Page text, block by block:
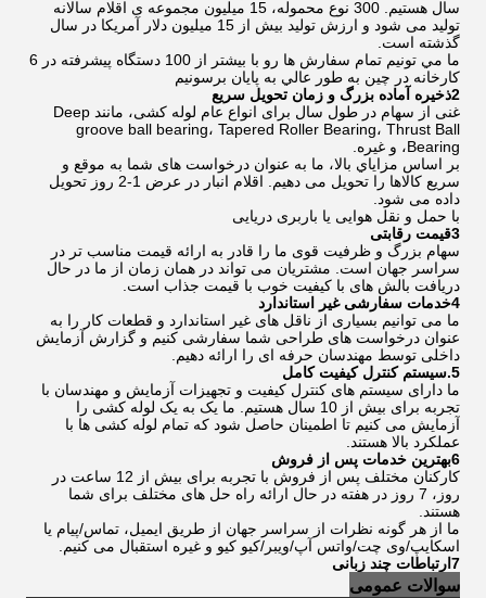
سال هستیم. 300 نوع محموله، 15 میلیون مجموعه ی اقلام سالانه
تولید می شود و ارزش تولید بیش از 15 میلیون دلار آمریکا در سال
گذشته است.
ما مي تونيم تمام سفارش ها رو با بيشتر از 100 دستگاه پيشرفته در 6
کارخانه در چين به طور عالي به پايان برسونيم
2ذخيره آماده بزرگ و زمان تحویل سريع
غنی از سهام در طول سال برای انواع عام لوله کشی، مانند Deep
groove ball bearing، Tapered Roller Bearing، Thrust Ball
Bearing، و غیره.
بر اساس مزاياي بالا، ما به عنوان درخواست های شما به موقع و
سریع کالاها را تحویل می دهیم. اقلام انبار در عرض 1-2 روز تحویل
داده می شود.
با حمل و نقل هوایی یا باربری دریایی
3قیمت رقابتی
سهام بزرگ و ظرفیت قوی ما را قادر به ارائه قیمت مناسب تر در
سراسر جهان است. مشتریان می تواند در همان زمان از ما در حال
دریافت بالش های با کیفیت خوب با قیمت جذاب است.
4خدمات سفارشی غیر استاندارد
ما می توانیم بسیاری از ناقل های غیر استاندارد و قطعات کار را به
عنوان درخواست های طراحی شما سفارشی کنیم و گزارش آزمایش
داخلی توسط مهندسان حرفه ای را ارائه دهیم.
5.سيستم کنترل کيفيت کامل
ما دارای سیستم های کنترل کیفیت و تجهیزات آزمایش و مهندسان با
تجربه برای بیش از 10 سال هستیم. ما یک به یک لوله کشی را
آزمایش می کنیم تا اطمینان حاصل شود که تمام لوله کشی ها با
عملکرد بالا هستند.
6بهترين خدمات پس از فروش
کارکنان مختلف پس از فروش با تجربه برای بیش از 12 ساعت در
روز، 7 روز در هفته در حال ارائه راه حل های مختلف برای شما
هستند.
ما از هر گونه نظرات از سراسر جهان از طریق ایمیل، تماس/پیام یا
اسکایپ/وی چت/واتس آپ/ویبر/کیو کیو و غیره استقبال می کنیم.
7ارتباطات چند زبانی
سوالات عمومی